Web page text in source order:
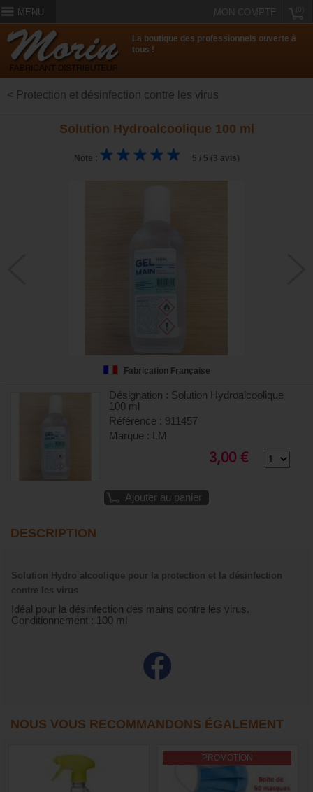
MENU MON COMPTE
La boutique des professionnels ouverte à
tous !
< Protection et désinfection contre les virus
Solution Hydroalcoolique 100 ml
Note : 5 / 5 (3 avis)
Fabrication Française
Désignation : Solution Hydroalcoolique
100 ml
Référence : 911457
Marque : LM
3,00 €
Ajouter au panier
DESCRIPTION
Solution Hydro alcoolique pour la protection et la désinfection
contre les virus
Idéal pour la désinfection des mains contre les virus.
Conditionnement : 100 ml
NOUS VOUS RECOMMANDONS ÉGALEMENT
PROMOTION